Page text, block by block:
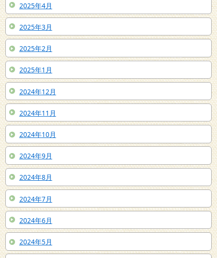
2025年4月
2025年3月
2025年2月
2025年1月
2024年12月
2024年11月
2024年10月
2024年9月
2024年8月
2024年7月
2024年6月
2024年5月